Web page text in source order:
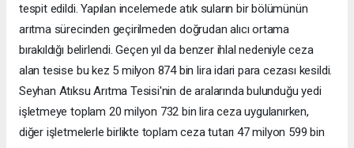
tespit edildi. Yapılan incelemede atık suların bir bölümünün
arıtma sürecinden geçirilmeden doğrudan alıcı ortama
bırakıldığı belirlendi. Geçen yıl da benzer ihlal nedeniyle ceza
alan tesise bu kez 5 milyon 874 bin lira idari para cezası kesildi.
Seyhan Atıksu Arıtma Tesisi'nin de aralarında bulunduğu yedi
işletmeye toplam 20 milyon 732 bin lira ceza uygulanırken,
diğer işletmelerle birlikte toplam ceza tutarı 47 milyon 599 bin